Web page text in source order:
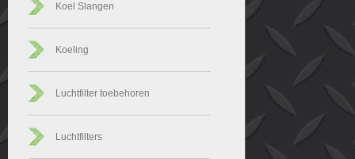
Koel Slangen
Koeling
Luchtfilter toebehoren
Luchtfilters